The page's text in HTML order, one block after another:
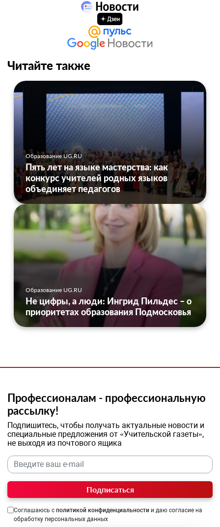
Читайте также
Образование UG.RU
Пять лет на языке мастерства: как
конкурс учителей родных языков
объединяет педагогов
Образование UG.RU
Не цифры, а люди: Ингрид Пильдес – о
приоритетах образования Подмосковья
Профессионалам - профессиональную
рассылку!
Подпишитесь, чтобы получать актуальные новости и
специальные предложения от «Учительской газеты»,
не выходя из почтового ящика
Подписаться
Соглашаюсь с политикой конфиденциальности и даю согласие на
обработку персональных данных